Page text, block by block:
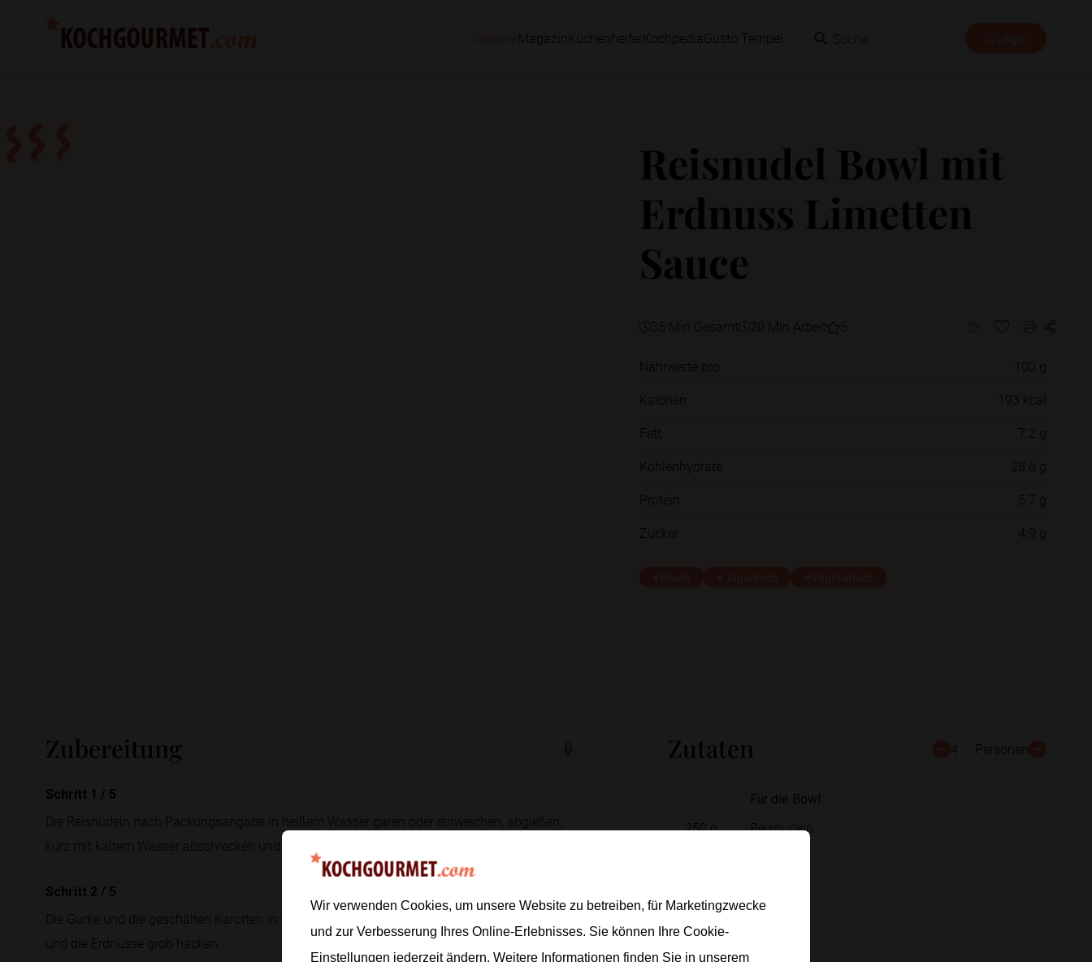
Magazin Küchenhelfer Kochpedia Gusto Tempel
Reisnudel Bowl mit
Erdnuss Limetten
Sauce
35 Min Gesamt 20 Min Arbeit 5
Nährwerte pro
100 g
Kalorien
193 kcal
Fett
7.2 g
Kohlenhydrate
28.6 g
Protein
5.7 g
Zucker
4.9 g
Zutaten 4 Personen
Für die Bowl
250g
Reisnudeln
150g
Rotkraut
50g
Zubereitung
Schritt 1 / 5
Die Reisnudeln nach Packungsangabe in heißem Wasser garen oder einweichen, abgießen,
kurz mit kaltem Wasser abschrecken und abtropfen lassen.
Schritt 2 / 5
Die Gurke und die geschälten Karotten in feine Streifen schneiden, das Rotkraut fein hobeln
und die Erdnüsse grob hacken.
Wir verwenden Cookies, um unsere Website zu betreiben, für Marketingzwecke
und zur Verbesserung Ihres Online-Erlebnisses. Sie können Ihre Cookie-
Einstellungen jederzeit ändern. Weitere Informationen finden Sie in unserem